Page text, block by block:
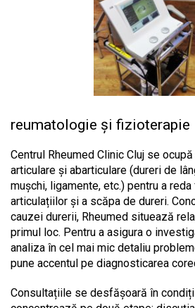
reumatologie și fizioterapie
Centrul Rheumed Clinic Cluj se
articulare și abarticulare (dureri de
mușchi, ligamente, etc.) pentru a
articulațiilor și a scăpa de dureri.
cauzei durerii, Rheumed situează
primul loc. Pentru a asigura o
analiza în cel mai mic detaliu
pune accentul pe diagnosticarea
Consultațiile se desfășoară în